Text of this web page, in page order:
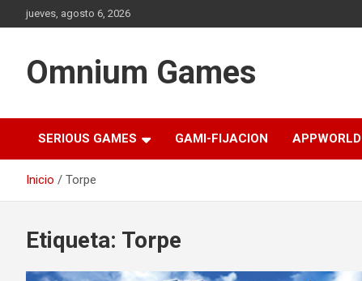
Saltar
al
jueves, agosto 6, 2026
Omnium Games
SERIOUS GAMES GAMI-FIJACION APPWORLD
Inicio Torpe
Etiqueta: Torpe